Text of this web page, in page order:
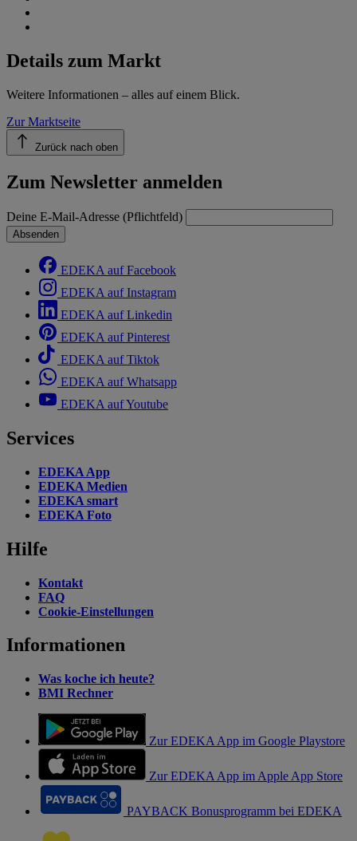
Details zum Markt
Weitere Informationen – alles auf einem Blick.
Zur Marktseite
Zurück nach oben
Zum Newsletter anmelden
Deine E-Mail-Adresse (Pflichtfeld)
Absenden
EDEKA auf Facebook
EDEKA auf Instagram
EDEKA auf Linkedin
EDEKA auf Pinterest
EDEKA auf Tiktok
EDEKA auf Whatsapp
EDEKA auf Youtube
Services
EDEKA App
EDEKA Medien
EDEKA smart
EDEKA Foto
Hilfe
Kontakt
FAQ
Cookie-Einstellungen
Informationen
Was koche ich heute?
BMI Rechner
Zur EDEKA App im Google Playstore
Zur EDEKA App im Apple App Store
PAYBACK Bonusprogramm bei EDEKA